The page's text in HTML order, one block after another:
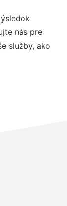
nás pre
služby, ako